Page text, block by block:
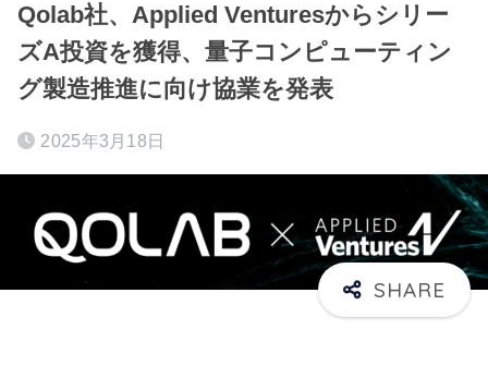
Qolab社、Applied Venturesからシリー
ズA投資を獲得、量子コンピューティン
グ製造推進に向け協業を発表
2025年3月18日